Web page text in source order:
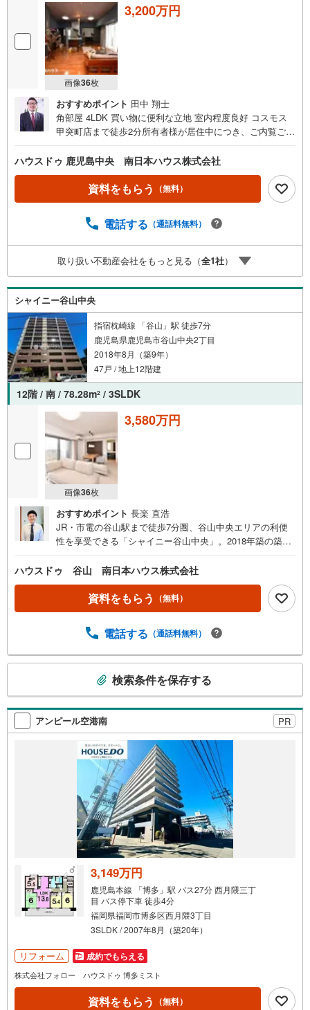
画像36枚
3,200万円
おすすめポイント 田中 翔士
角部屋 4LDK 買い物に便利な立地 室内程度良好 コスモス
甲突町店まで徒歩2分所有者様が居住中につき、ご内覧ご希
で徒歩2分（約150m）・コスモス甲突町店まで徒歩2分（約
160m）・ファミリーマート平野甲突町店まで徒歩3分（約2
10m）・塩竈公園まで徒歩4分（約260m）・タイヨー甲突
店まで徒歩5分（約340m）・社会医療法人博愛会 相良病
（約980m）【物件見学】■ご希望の場所までお迎えにあが
【住宅ローンについて】■住宅ローン代行サービス ■店頭で
住宅ローンのご相談、資金計画、お申込みが可能です 【中
ご提供できます ■中古物件購入＋リフォーム費用もまとめ
てお見積り！お家のことならハウスドゥ鹿児島中央・南日
本ハウスにお任せ下さい！
ハウスドゥ 鹿児島中央 南日本ハウス株式会社
資料をもらう （無料）
電話する （通話料無料）
取り扱い不動産会社をもっと見る（全1社）
シャイニー谷山中央
指宿枕崎線 「谷山」駅 徒歩7分
鹿児島県鹿児島市谷山中央2丁目
2018年8月（築9年）
47戸 / 地上12階建
12階 / 南 / 78.28m2 / 3SLDK
画像36枚
3,580万円
おすすめポイント 長楽 直浩
JR・市電の谷山駅まで徒歩7分圏、谷山中央エリアの利便
性を享受できる「シャイニー谷山中央」。2018年築の築浅
通風・眺望に優れた一邸です。南向きのLDKは18.2帖の
広々空間で、市街地を望む開放感ある暮らしを演出。2面バ
ルコニー、WIC、納戸、ゆとりある洗面所など、収納力と
家事動線にも配慮されています。谷山小学校やスーパー、
スが取れた住まいです。●注目ポイント！・谷山小学校まで
DK＋WIC・最上階の角部屋・眺望良好！市街地を一望でき
ます・築浅美邸（2018年築）・2面バルコニー・南向きで
開放感あるリビングは18.2帖の広々空間・納戸付き・駐車
場1台付・女性に嬉しい広々としたパウダールーム（洗面
所）
ハウスドゥ 谷山 南日本ハウス株式会社
資料をもらう （無料）
電話する （通話料無料）
検
索
条
イ
ペ
ー
検索条件を保存する
アンピール空港南 PR
3,149万円
鹿児島本線 「博多」駅 バス27分 西月隈三丁
目 バス停下車 徒歩4分
福岡県福岡市博多区西月隈3丁目
3SLDK / 2007年8月（築20年）
リフォーム 成約でもらえる
株式会社フォロー ハウスドゥ 博多ミスト
資料をもらう （無料）